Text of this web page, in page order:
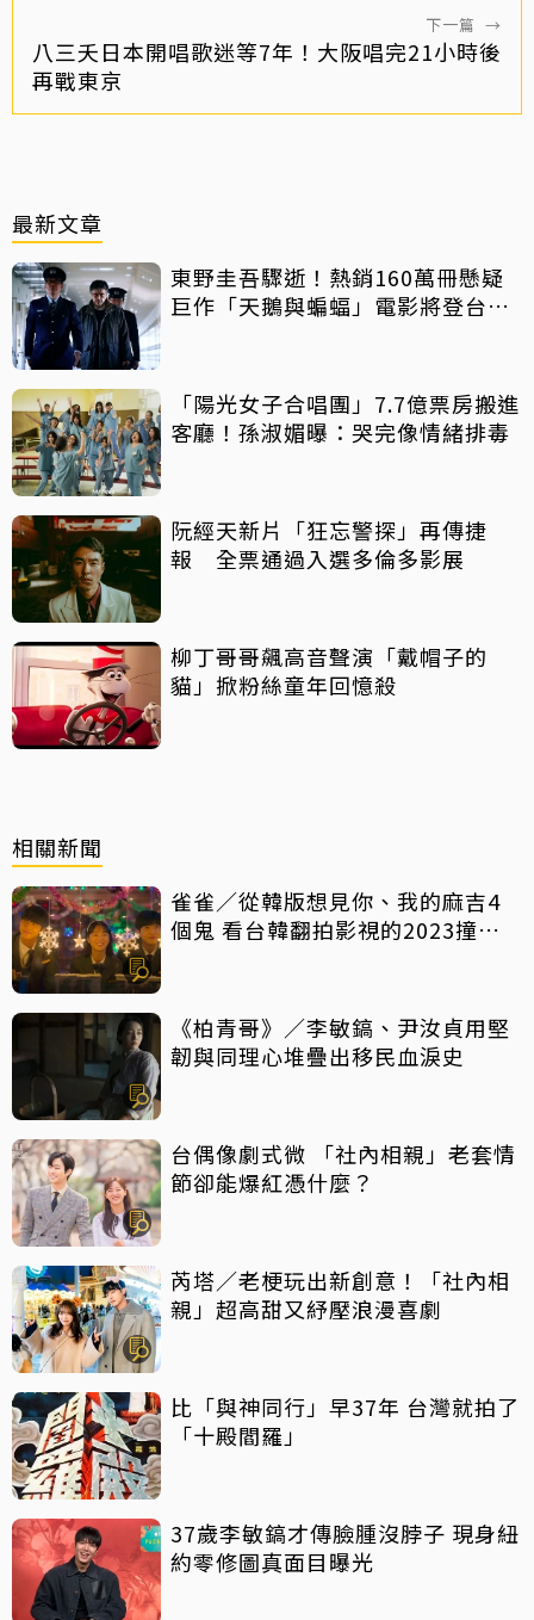
下一篇 →
八三夭日本開唱歌迷等7年！大阪唱完21小時後
再戰東京
最新文章
東野圭吾驟逝！熱銷160萬冊懸疑
巨作「天鵝與蝙蝠」電影將登台上
「陽光女子合唱團」7.7億票房搬進
客廳！孫淑媚曝：哭完像情緒排毒
阮經天新片「狂忘警探」再傳捷
報 全票通過入選多倫多影展
柳丁哥哥飆高音聲演「戴帽子的
貓」掀粉絲童年回憶殺
相關新聞
雀雀／從韓版想見你、我的麻吉4
個鬼 看台韓翻拍影視的2023撞擊
《柏青哥》／李敏鎬、尹汝貞用堅
韌與同理心堆疊出移民血淚史
台偶像劇式微 「社內相親」老套情
節卻能爆紅憑什麼？
芮塔／老梗玩出新創意！「社內相
親」超高甜又紓壓浪漫喜劇
比「與神同行」早37年 台灣就拍了
「十殿閻羅」
37歲李敏鎬才傳臉腫沒脖子 現身紐
約零修圖真面目曝光